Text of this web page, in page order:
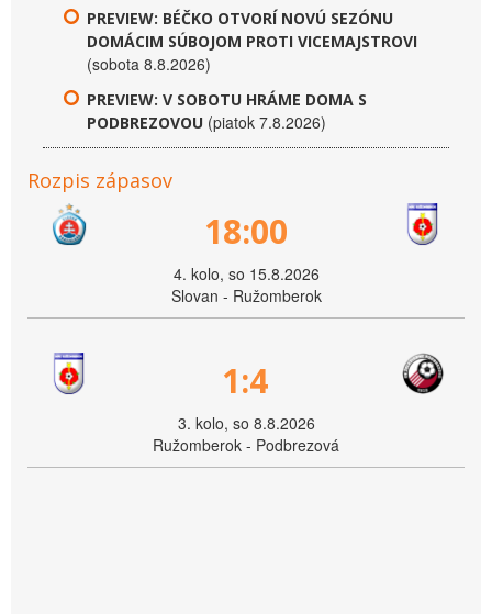
PREVIEW: BÉČKO OTVORÍ NOVÚ SEZÓNU
DOMÁCIM SÚBOJOM PROTI VICEMAJSTROVI
(sobota 8.8.2026)
PREVIEW: V SOBOTU HRÁME DOMA S
PODBREZOVOU (piatok 7.8.2026)
Rozpis zápasov
18:00
4. kolo, so 15.8.2026
Slovan - Ružomberok
1:4
3. kolo, so 8.8.2026
Ružomberok - Podbrezová